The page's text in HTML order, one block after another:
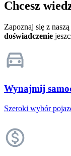
Chcesz
Zapoznaj się z
doświadczenie
Wynajmij
Szeroki wybór